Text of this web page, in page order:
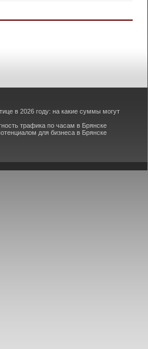
в 2026 году: на какие суммы могут
трафика по часам в Брянске
для бизнеса в Брянске